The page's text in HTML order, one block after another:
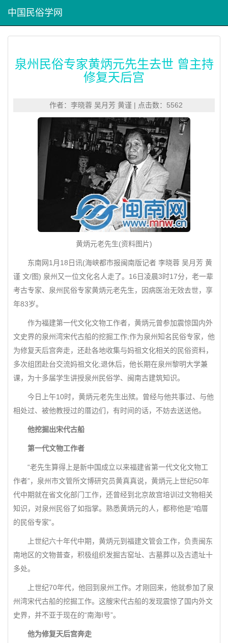
中国民俗学网
泉州民俗专家黄炳元先生去世 曾主持
修复天后宫
作者：李晓蓉 吴月芳 黄谨 | 点击数：5562
黄炳元老先生(资料图片)
东南网1月18日讯(海峡都市报闽南版记者 李晓蓉 吴月芳 黄
谨 文/图) 泉州又一位文化名人走了。16日凌晨3时17分，老一辈
考古专家、泉州民俗专家黄炳元老先生，因病医治无效去世，享
年83岁。
作为福建第一代文化文物工作者，黄炳元曾参加震惊国内外
文史界的泉州湾宋代古船的挖掘工作;作为泉州知名民俗专家，他
为修复天后宫奔走，还赴各地收集与妈祖文化相关的民俗资料，
多次组团赴台交流妈祖文化;退休后，他长期在泉州黎明大学兼
课，为十多届学生讲授泉州民俗学、闽南古建筑知识。
今日上午10时，黄炳元老先生出殡。曾经与他共事过、与他
相处过、被他教授过的厝边们，有时间的话，不妨去送送他。
他挖掘出宋代古船
第一代文物工作者
“老先生算得上是新中国成立以来福建省第一代文化文物工
作者”，泉州市文管所文博研究员黄真真说，黄炳元上世纪50年
代中期就在省文化部门工作，还曾经到北京故宫培训过文物相关
知识，对泉州民俗了如指掌。熟悉黄炳元的人，都称他是“咱厝
的民俗专家”。
上世纪六十年代中期，黄炳元到福建文管会工作，负责闽东
南地区的文物普查，积极组织发掘古窑址、古墓葬以及古遗址十
多处。
上世纪70年代，他回到泉州工作。才刚回来，他就参加了泉
州湾宋代古船的挖掘工作。这艘宋代古船的发现震惊了国内外文
史界，并不亚于现在的“南海I号”。
他为修复天后宫奔走